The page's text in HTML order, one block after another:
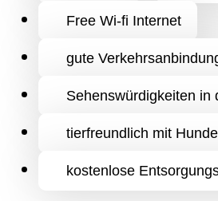
Free Wi-fi Internet
gute
Sehenswürdigkeiten in
tierfreundlich mit
kostenlose